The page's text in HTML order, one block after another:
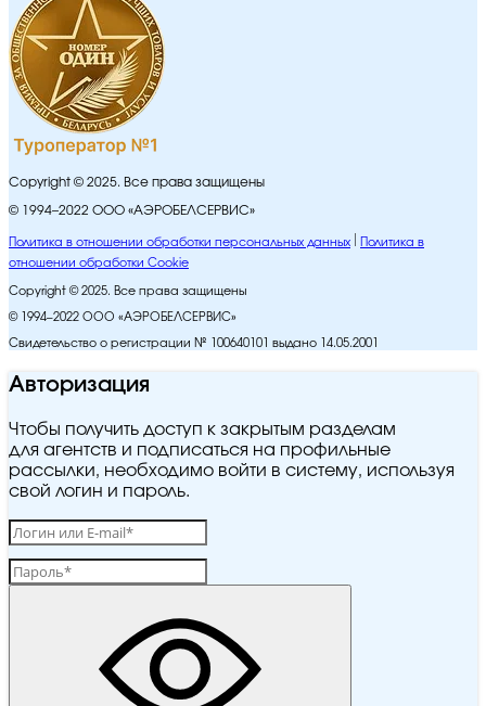
Copyright © 2025. Все права защищены
© 1994–2022 ООО «АЭРОБЕЛСЕРВИС»
Политика в отношении обработки персональных данных
Политика в
отношении обработки Cookie
Copyright © 2025. Все права защищены
© 1994–2022 ООО «АЭРОБЕЛСЕРВИС»
Свидетельство о регистрации № 100640101 выдано 14.05.2001
Авторизация
Чтобы получить доступ к закрытым разделам
для агентств и подписаться на профильные
рассылки, необходимо войти в систему, используя
свой логин и пароль.